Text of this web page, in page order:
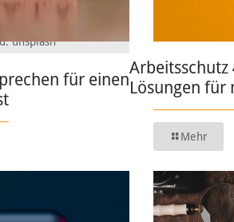
unsplash
für einen
Arbeitsschutz
Lösungen für
Mehr